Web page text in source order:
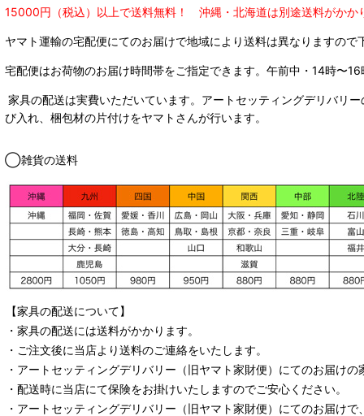
15000円（税込）以上で送料無料！ 沖縄・北海道は別途送料がかか
ヤマト運輸の宅配便にてのお届けで地域により送料は異なりますので
宅配便はお荷物のお届け時間帯をご指定できます。 午前中・14時〜
家具の配送は実費いただいています。アートセッティングデリバリ
び入れ、梱包材の片付けをヤマトさんが行います。
◯雑貨の送料
【家具の配送について】
・家具の配送には送料がかかります。
・ご注文後に当店より送料のご連絡をいたします。
・ アートセッティングデリバリー （旧ヤマト家財便） にてのお届けの
・配送時に当店にて保険をお掛けいたしますのでご安心ください。
・ アートセッティングデリバリー （旧ヤマト家財便） にてのお届けで